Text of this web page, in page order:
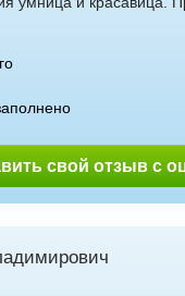
свой отзыв с